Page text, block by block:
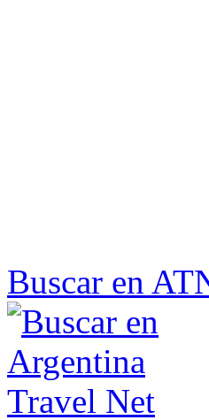
Buscar en